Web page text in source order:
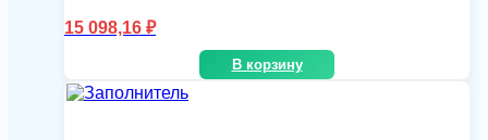
15 098,16 ₽
В корзину